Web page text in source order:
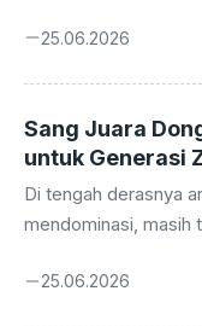
agar Sekolah
dilatarbelakangi oleh
diraih oleh SMA
model sekolah yang
institusi pendidikan
terhadap kinerja dan
25.06.2026
Sang Juara
untuk Generasi
Di tengah derasnya
mendominasi, masih
adalah kisah Mursid,
25.06.2026